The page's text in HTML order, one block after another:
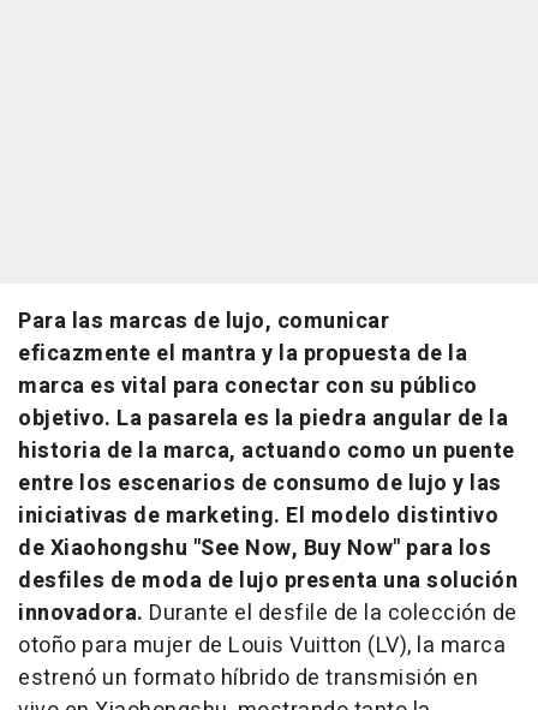
Para las marcas de lujo, comunicar
eficazmente el mantra y la propuesta de la
marca es vital para conectar con su público
objetivo. La pasarela es la piedra angular de la
historia de la marca, actuando como un puente
entre los escenarios de consumo de lujo y las
iniciativas de marketing. El modelo distintivo
de Xiaohongshu "See Now, Buy Now" para los
desfiles de moda de lujo presenta una solución
innovadora. Durante el desfile de la colección de
otoño para mujer de Louis Vuitton (LV), la marca
estrenó un formato híbrido de transmisión en